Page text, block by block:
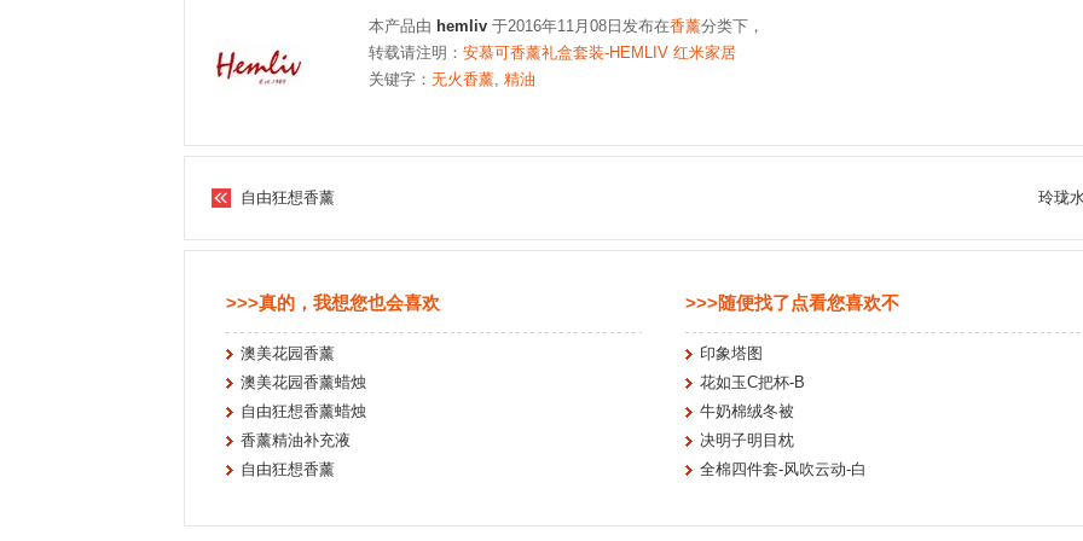
本产品由 hemliv 于2016年11月08日发布在香薰分类下，
转载请注明： 安慕可香薰礼盒套装-HEMLIV 红米家居
关键字： 无火香薰, 精油
自由狂想香薰 玲珑
>>>真的，我想您也会喜欢
澳美花园香薰
澳美花园香薰蜡烛
自由狂想香薰蜡烛
香薰精油补充液
自由狂想香薰
>>>随便找了点看您喜欢不
印象塔图
花如玉C把杯-B
牛奶棉绒冬被
决明子明目枕
全棉四件套-风吹云动-白